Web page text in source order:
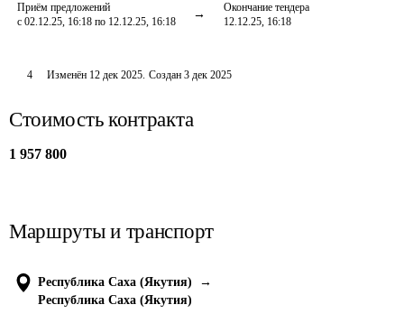
Приём предложений
с 02.12.25, 16:18 по 12.12.25, 16:18
Окончание тендера
12.12.25, 16:18
4 Изменён 12 дек 2025. Создан 3 дек 2025
Стоимость контракта
1 957 800
Маршруты и транспорт
Республика Саха (Якутия)
→
Республика Саха (Якутия)